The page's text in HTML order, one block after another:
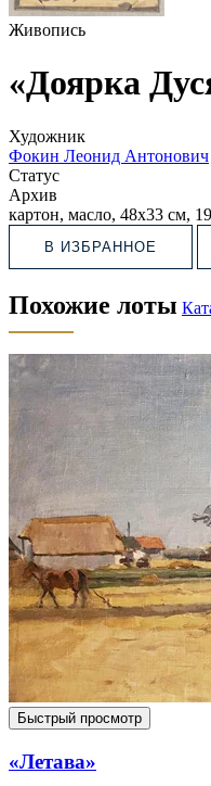
Живопись
«Доярка
Художник
Фокин Леонид Антонович
Статус
Архив
картон, масло, 48х33 см,
В ИЗБРАННОЕ
Похожие лоты
Быстрый просмотр
«Летава»